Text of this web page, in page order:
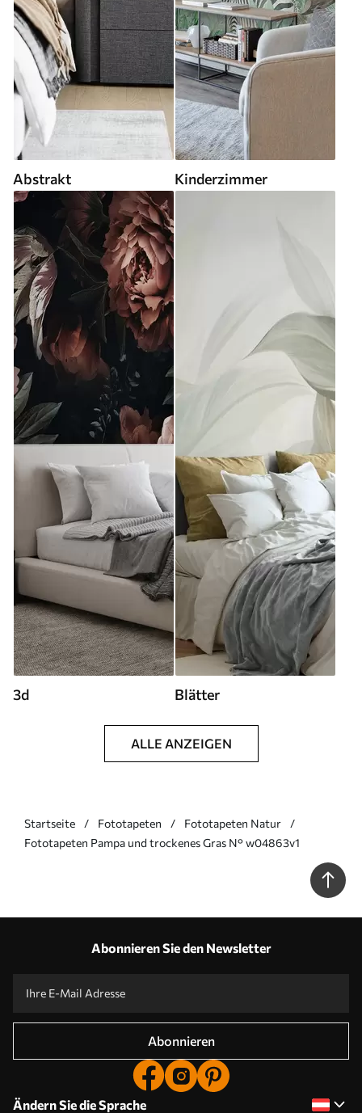
Abstrakt Kinderzimmer
3d Blätter
ALLE ANZEIGEN
Startseite Fototapeten
Fototapeten Natur
Fototapeten Pampa und trockenes Gras N° w04863v1
Abonnieren Sie den Newsletter
Abonnieren
Ändern Sie die Sprache